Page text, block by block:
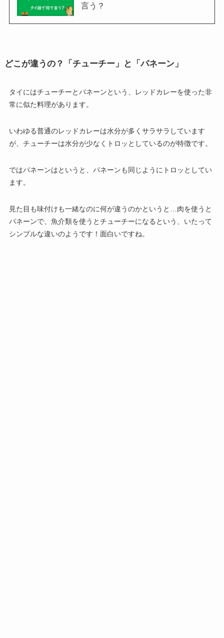
言う？
どこが違うの？「チューチー」と「パネーン」
タイにはチューチーとパネーンという、レッドカレーを使った非
常に似た料理があります。
いわゆる普通のレッドカレーは水分が多くサラサラしています
が、チューチーは水分が少なくトロッとしているのが特徴です。
ではパネーンはというと、パネーンも同じようにトロッとしてい
ます。
見た目も味付けも一緒なのに何が違うのかというと…肉を使うと
パネーンで、魚介類を使うとチューチーになるという、いたって
シンプルな違いのようです！面白いですね。